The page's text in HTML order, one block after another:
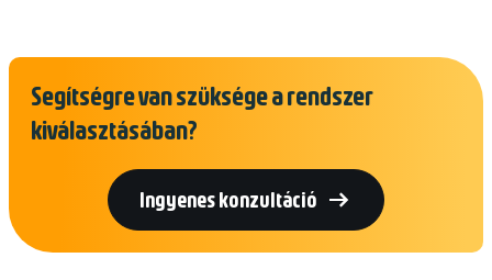
Segítségre van szüksége a rendszer
kiválasztásában?
Ingyenes konzultáció 